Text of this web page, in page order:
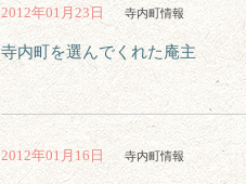
2012年01月23日 寺内町情報
寺内町を選んでくれた庵主
2012年01月16日 寺内町情報